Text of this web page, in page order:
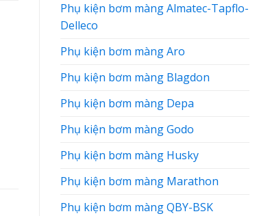
Phụ kiện bơm màng Almatec-Tapflo-
Delleco
Phụ kiện bơm màng Aro
Phụ kiện bơm màng Blagdon
Phụ kiện bơm màng Depa
Phụ kiện bơm màng Godo
Phụ kiện bơm màng Husky
Phụ kiện bơm màng Marathon
Phụ kiện bơm màng QBY-BSK